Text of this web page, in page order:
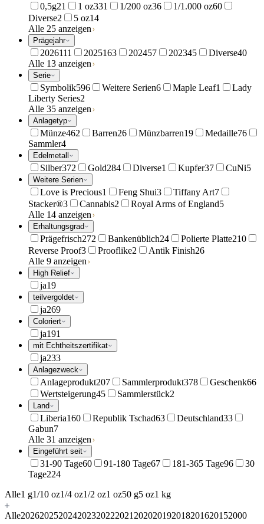
0,5g21 1 oz331 1/200 oz36 1/1.000 oz60
Diverse2 5 oz14
Alle 25 anzeigen
Prägejahr
2026111 2025163 202457 202345 Diverse40
Alle 13 anzeigen
Serie
Symbolik596 Weitere Serien6 Maple Leaf1
Lady
Liberty Series2
Alle 35 anzeigen
Anlagetyp
Münze462 Barren26 Münzbarren19 Medaille76
Sammler4
Edelmetall
Silber372 Gold284 Diverse1 Kupfer37 CuNi5
Weitere Serien
Love is Precious1 Feng Shui3 Tiffany Art7
Stacker®3 Cannabis2 Royal Arms of England5
Alle 14 anzeigen
Erhaltungsgrad
Prägefrisch272 Bankenüblich24 Polierte Platte210
Reverse Proof3 Prooflike2 Antik Finish26
Alle 9 anzeigen
High Relief
ja19
teilvergoldet
ja269
Coloriert
ja191
mit Echtheitszertifikat
ja233
Anlagezweck
Anlageprodukt207 Sammlerprodukt378 Geschenk66
Wertsteigerung45 Sammlerstück2
Land
Liberia160 Republik Tschad63 Deutschland33
Gabun7
Alle 31 anzeigen
Eingeführt seit
31-90 Tage60 91-180 Tage67 181-365 Tage96
30
Tage224
Alle1 g1/10 oz1/4 oz1/2 oz1 oz50 g5 oz1 kg
Alle202620252024202320222021 202020192018201620152000